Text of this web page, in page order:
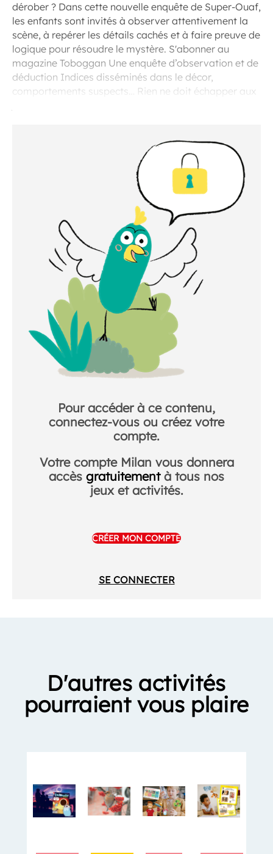
dérober ? Dans cette nouvelle enquête de Super-Ouaf,
les enfants sont invités à observer attentivement la
scène, à repérer les détails cachés et à faire preuve de
logique pour résoudre le mystère. S'abonner au
magazine Toboggan Une enquête d’observation et de
déduction Indices disséminés dans le décor,
comportements suspects… Rien ne doit échapper aux
Pour accéder à ce contenu,
connectez-vous ou créez votre
compte.
Votre compte Milan vous donnera
accès gratuitementà tous nos
jeux et activités.
CRÉER MON COMPTE
SE CONNECTER
D'autres activités
pourraient vous plaire